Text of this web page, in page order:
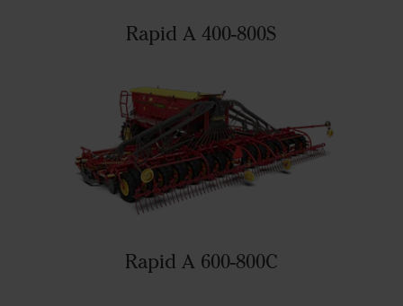
Rapid A 400-800S
Rapid A 600-800C